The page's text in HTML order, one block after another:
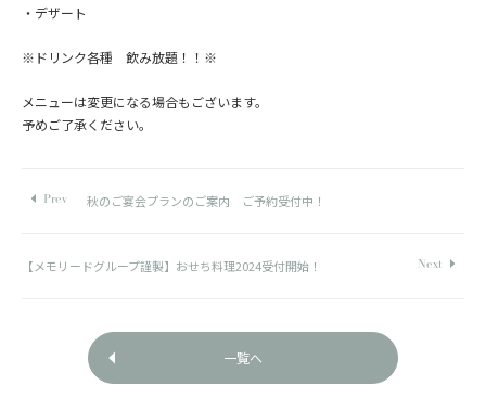
・デザート
※ドリンク各種 飲み放題！！※
メニューは変更になる場合もございます。
予めご了承ください。
秋のご宴会プランのご案内 ご予約受付中！
【メモリードグループ謹製】おせち料理2024受付開始！
一覧へ